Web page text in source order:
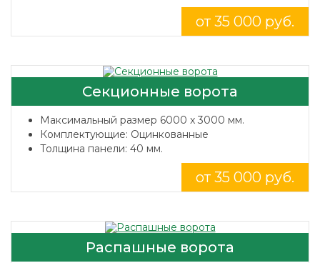
от 35 000 руб.
Секционные ворота
Максимальный размер 6000 x 3000 мм.
Комплектующие: Оцинкованные
Толщина панели: 40 мм.
от 35 000 руб.
Распашные ворота